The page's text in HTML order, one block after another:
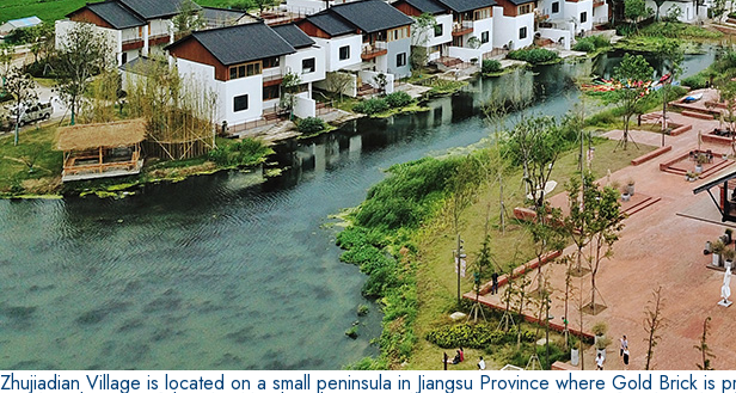
Zhujiadian Village is located on a small peninsula in Jiangsu Province where Gold Brick
Sistema RIPRISTINO DEL CALCESTRUZZO PRODOTTI TIXOTROPICI
GEOACTIVE R4 40
Malta rapida contenente speciali leganti solfatoresistenti, polimero-
modificata, tixotropica, fibrorinforzata, per la passivazione,
rasatura e protezione di strutture in calcestruzzo